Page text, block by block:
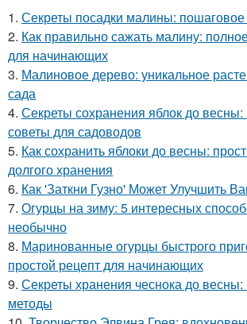
1. Секреты посадки малины: пошаговое
2. Как правильно сажать малину:
для начинающих
3. Малиновое дерево: уникальное
сада
4. Секреты сохранения яблок до
советы для садоводов
5. Как сохранить яблоки до весны:
долгого хранения
6. Как 'Заткни Гузно' Может Улучшить
7. Огурцы на зиму: 5 интересных
необычно
8. Маринованные огурцы быстрого
простой рецепт для начинающих
9. Секреты хранения чеснока до
методы